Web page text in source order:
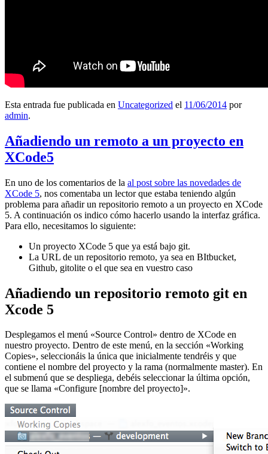
Esta entrada fue publicada en Uncategorized el 11/06/2014 por
admin.
Añadiendo un remoto a un proyecto en
XCode5
En uno de los comentarios de la al post sobre las novedades de
XCode 5, nos comentaba un lector que estaba teniendo algún
problema para añadir un repositorio remoto a un proyecto en XCode
5. A continuación os indico cómo hacerlo usando la interfaz gráfica.
Para ello, necesitamos lo siguiente:
Un proyecto XCode 5 que ya está bajo git.
La URL de un repositorio remoto, ya sea en BItbucket,
Github, gitolite o el que sea en vuestro caso
Añadiendo un repositorio remoto git en
Xcode 5
Desplegamos el menú «Source Control» dentro de XCode en
nuestro proyecto. Dentro de este menú, en la sección «Working
Copies», seleccionáis la única que inicialmente tendréis y que
contiene el nombre del proyecto y la rama (normalmente master). En
el submenú que se despliega, debéis seleccionar la última opción,
que se llama «Configure [nombre del proyecto]».